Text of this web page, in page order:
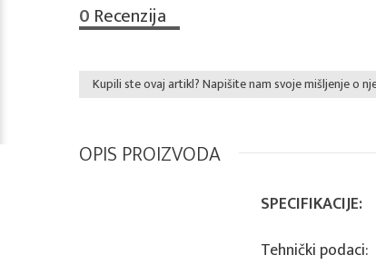
0 Recenzija
Kupili ste ovaj artikl? Napišite nam svoje mišljenje o
OPIS PROIZVODA
SPECIFIKACIJE:
Tehnički podaci: